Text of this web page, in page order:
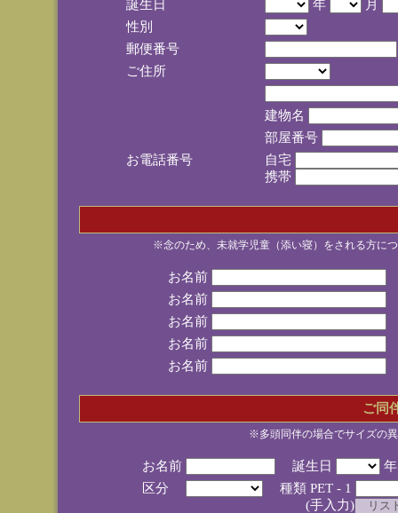
誕生日
年
月
性別
郵便番号
ご住所
建物名
部屋番号
お電話番号
自宅
携帯
※念のため、未就学児童（添い寝）をされる方に
お名前
お名前
お名前
お名前
お名前
ご同
※多頭同伴の場合でサイズの
お名前 誕生日
区分
種類 PET - 1
(手入力)